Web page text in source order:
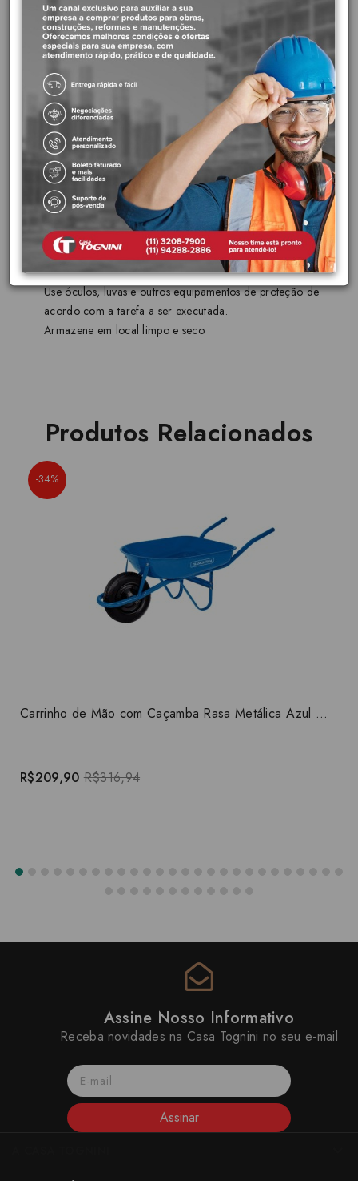
construção civil, a ferramenta também é uma ótima opção para
quem costuma fazer pequenos reparos em casa.
Informações técnicas
Corpo, fuso e ponteiras em aço especial.
Pintura graneada, textura preta.
Cabos com revestimento especial.
Possui ponteiras para 4 bitolas diferentes de rebites de repuxo
2.4, 3.2, 4 e 4.8 mm.
Acompanha uma chave para troca das ponteiras.
Ferramenta adequada para montagens rápidas.
As ferramentas são produzidas e testadas conforme normas
específicas.
Recomendações de uso
Use óculos, luvas e outros equipamentos de proteção de
acordo com a tarefa a ser executada.
Armazene em local limpo e seco.
Produtos Relacionados
-34%
Carrinho de Mão com Caçamba Rasa Metálica Azul 50 L, Braço Metálico e Pneu com Câmara Tramontina
R$209,90 R$316,94
Assine Nosso Informativo
Receba novidades na Casa Tognini no seu e-mail
Assinar